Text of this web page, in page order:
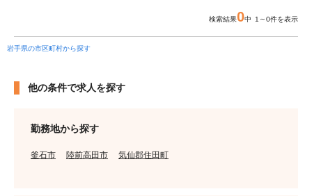
検索結果0中 1～0件を表示
岩手県の市区町村から探す
他の条件で求人を探す
勤務地から探す
釜石市 陸前高田市 気仙郡住田町